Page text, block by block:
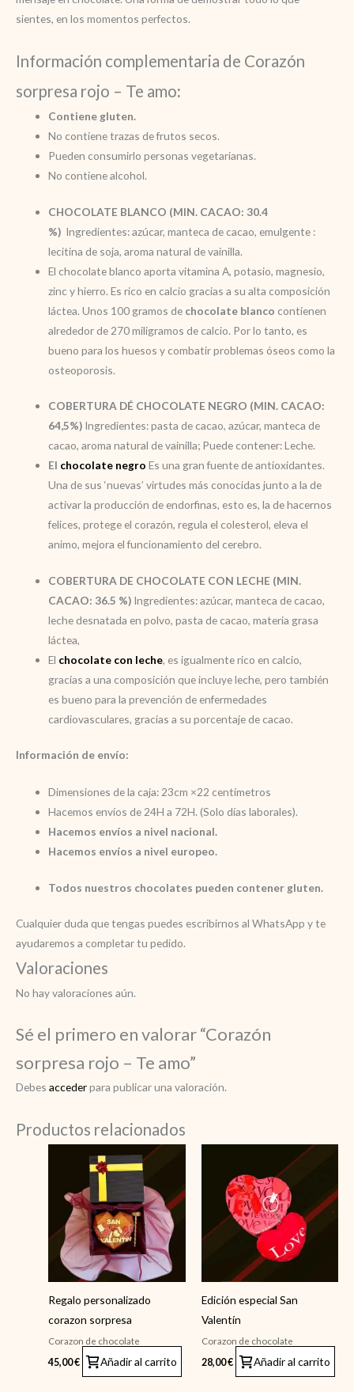
sientes, en los momentos perfectos.
Información complementaria de Corazón
sorpresa rojo – Te amo:
Contiene gluten.
No contiene trazas de frutos secos.
Pueden consumirlo personas vegetarianas.
No contiene alcohol.
CHOCOLATE BLANCO (MIN. CACAO: 30.4
%) Ingredientes: azúcar, manteca de cacao, emulgente :
lecitina de soja, aroma natural de vainilla.
El chocolate blanco aporta vitamina A, potasio, magnesio,
zinc y hierro. Es rico en calcio gracias a su alta composición
láctea. Unos 100 gramos de chocolate blanco contienen
alrededor de 270 miligramos de calcio. Por lo tanto, es
bueno para los huesos y combatir problemas óseos como la
osteoporosis.
COBERTURA DÉ CHOCOLATE NEGRO (MIN. CACAO:
64,5%) Ingredientes: pasta de cacao, azúcar, manteca de
cacao, aroma natural de vainilla; Puede contener: Leche.
El chocolate negroEs una gran fuente de antioxidantes.
Una de sus ‘nuevas’ virtudes más conocidas junto a la de
activar la producción de endorfinas, esto es, la de hacernos
felices, protege el corazón, regula el colesterol, eleva el
animo, mejora el funcionamiento del cerebro.
COBERTURA DE CHOCOLATE CON LECHE (MIN.
CACAO: 36.5 %) Ingredientes: azúcar, manteca de cacao,
leche desnatada en polvo, pasta de cacao, materia grasa
láctea,
El chocolate con leche, es igualmente rico en calcio,
gracias a una composición que incluye leche, pero también
es bueno para la prevención de enfermedades
cardiovasculares, gracias a su porcentaje de cacao.
Información de envío:
Dimensiones de la caja: 23cm ×22 centímetros
Hacemos envíos de 24H a 72H. (Solo días laborales).
Hacemos envíos a nivel nacional.
Hacemos envíos a nivel europeo.
Todos nuestros chocolates pueden contener gluten.
Cualquier duda que tengas puedes escribirnos al WhatsApp y te
ayudaremos a completar tu pedido.
Valoraciones
No hay valoraciones aún.
Sé el primero en valorar “Corazón
sorpresa rojo – Te amo”
Debes accederpara publicar una valoración.
Productos relacionados
Regalo personalizado
corazon sorpresa
Corazon de chocolate
45,00€ Añadir al carrito
Edición especial San
Valentín
Corazon de chocolate
28,00€ Añadir al carrito